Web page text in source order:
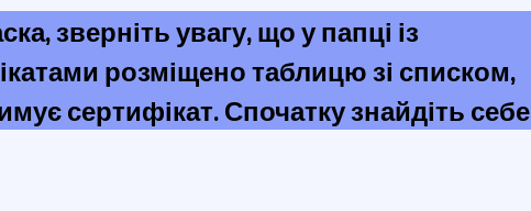
зверніть увагу, що у папці із
розміщено таблицю зі списком,
сертифікат. Спочатку знайдіть себе